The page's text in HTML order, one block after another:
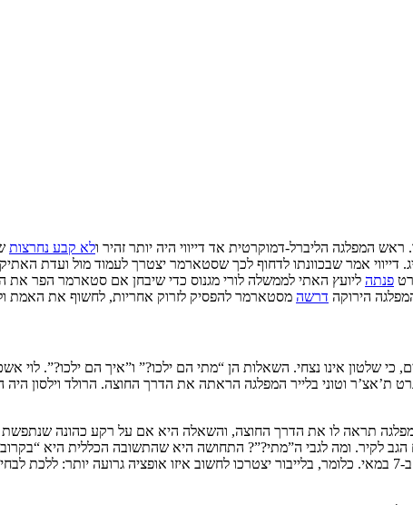
המפלגה הליברל-דמוקרטית אד דייווי היה יותר זהיר ולא קבע נחרצות
דייווי אמר שבכוונתו לדחוף לכך שסטארמר יצטרך לעמוד מול ועדת
פנתה ליועץ האתי לממשלה לורי מגנוס כדי שיבחן אם סטארמר הפר את
הירוקה דרשה מסטארמר להפסיק לזרוק אחריות, לחשוף את האמת
שלטון אינו נצחי. השאלות הן “מתי הם ילכו?” ו”איך הם ילכו?”. לוי
ת’אצ’ר וטוני בלייר המפלגה הראתה את הדרך החוצה. הרולד
תראה לו את הדרך החוצה, והשאלה היא אם על רקע כהונה שנתפשת
הגב לקיר. ומה לגבי ה”מתי?”? התחושה היא שהתשובה הכללית היא
, שיתקיימו כולן ב-7 במאי. כלומר, בלייבור יצטרכו לחשוב איזו אופציה